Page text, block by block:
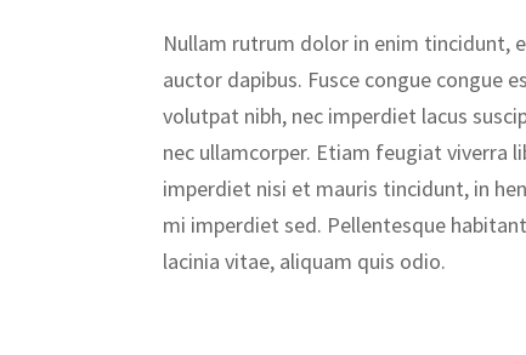
Nullam rutrum dolor in enim tincidunt,
auctor dapibus. Fusce congue congue
volutpat nibh, nec imperdiet lacus
nec ullamcorper. Etiam feugiat viverra
imperdiet nisi et mauris tincidunt, in
mi imperdiet sed. Pellentesque
lacinia vitae, aliquam quis odio.